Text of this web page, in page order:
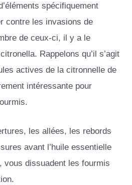
spécifiquement
contre les invasions de
de ceux-ci, il y a le
Rappelons qu’il s’agit
actives de la citronnelle de
intéressante pour
les allées, les rebords
avant l’huile essentielle
vous dissuadent les fourmis